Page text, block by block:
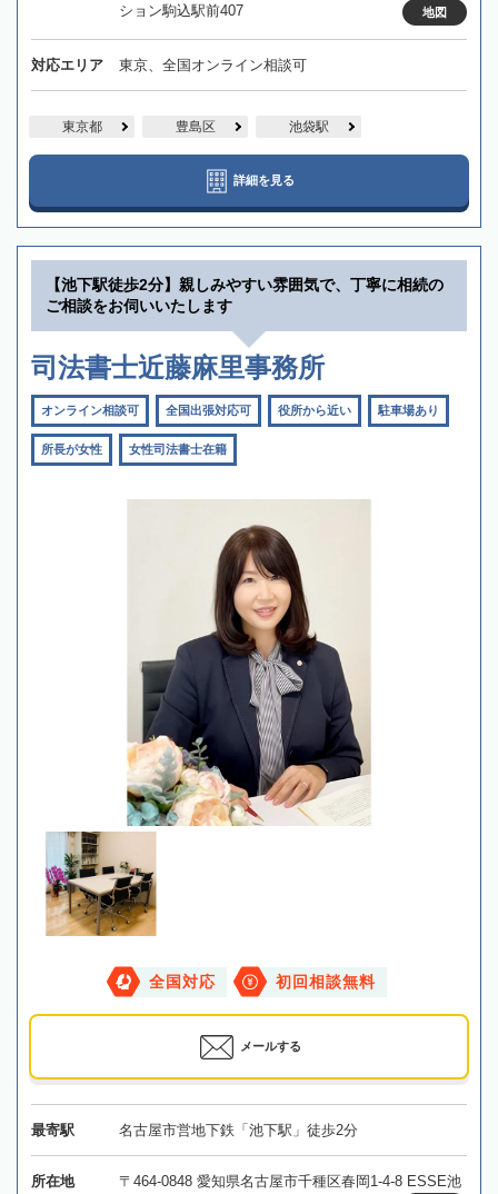
ション駒込駅前407
地図
対応エリア 東京、全国オンライン相談可
東京都 豊島区 池袋駅
詳細を見る
【池下駅徒歩2分】親しみやすい雰囲気で、丁寧に相続の
ご相談をお伺いいたします
司法書士近藤麻里事務所
オンライン相談可 全国出張対応可 役所から近い 駐車場あり
所長が女性 女性司法書士在籍
全国対応 初回相談無料
メールする
最寄駅 名古屋市営地下鉄「池下駅」徒歩2分
所在地
〒464-0848 愛知県名古屋市千種区春岡1-4-8 ESSE池